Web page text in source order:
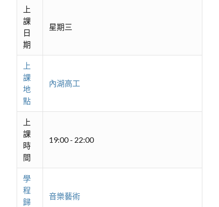
上
課
日
期
星期三
上
課
地
點
內湖高工
上
課
時
間
19:00 - 22:00
學
程
歸
音樂藝術